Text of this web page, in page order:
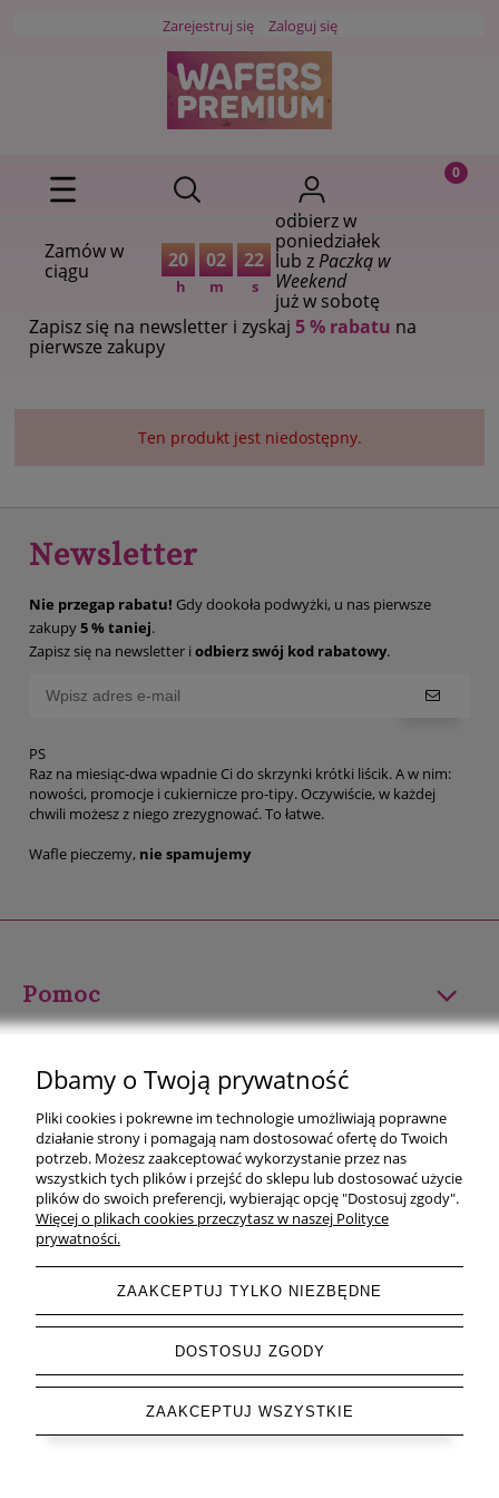
Zarejestruj się Zaloguj się
Zamów w
ciągu
20
h
02
m
22
s
odbierz w
poniedziałek
lub zPaczką w
Weekend
już w sobotę
Zapisz się na newsletter i zyskaj 5 % rabatu na
pierwsze zakupy
Ten produkt jest niedostępny.
Newsletter
Nie przegap rabatu! Gdy dookoła podwyżki, u nas pierwsze
zakupy5 % taniej.
Zapisz się na newsletter i odbierz swój kod rabatowy.
PS
Raz na miesiąc-dwa wpadnie Ci do skrzynki krótki liścik. A w nim:
nowości, promocje i cukiernicze pro-tipy. Oczywiście, w każdej
chwili możesz z niego zrezygnować. To łatwe.
Wafle pieczemy, nie spamujemy
Pomoc
Płatności i dostawa
Informacje
O nas
pokaż pełną wersję strony
Sklep internetowy Shoper.pl
Dbamy o Twoją prywatność
Pliki cookies i pokrewne im technologie umożliwiają poprawne
działanie strony i pomagają nam dostosować ofertę do Twoich
potrzeb. Możesz zaakceptować wykorzystanie przez nas
wszystkich tych plików i przejść do sklepu lub dostosować użycie
plików do swoich preferencji, wybierając opcję "Dostosuj zgody".
Więcej o plikach cookies przeczytasz w naszej Polityce
prywatności.
ZAAKCEPTUJ TYLKO NIEZBĘDNE
DOSTOSUJ ZGODY
ZAAKCEPTUJ WSZYSTKIE